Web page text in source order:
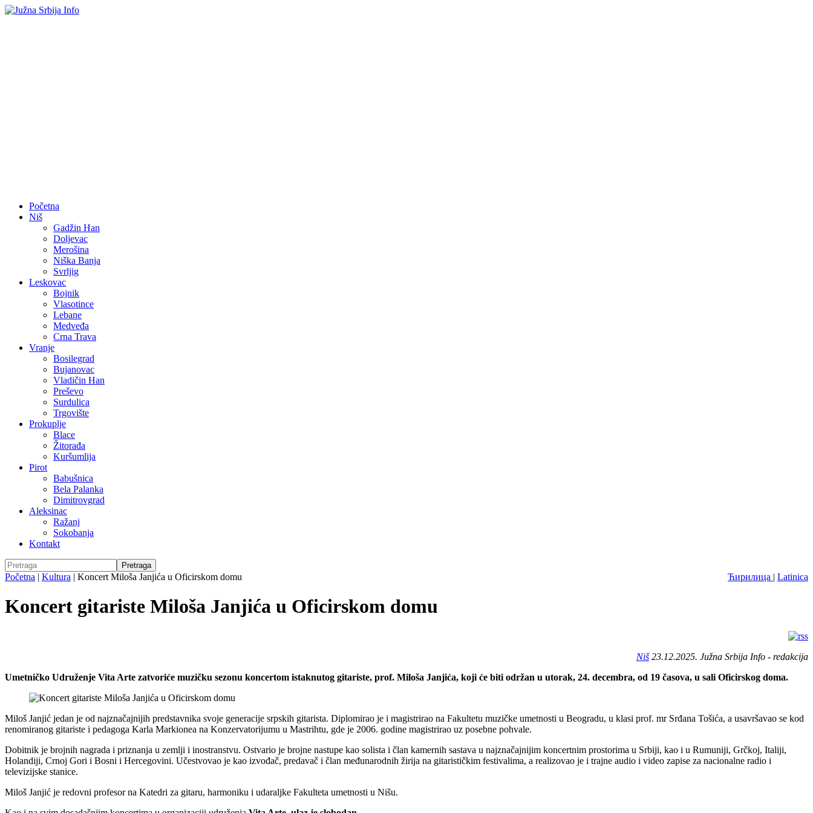
Početna
Niš
Gadžin Han
Doljevac
Merošina
Niška Banja
Svrljig
Leskovac
Bojnik
Vlasotince
Lebane
Medveđa
Crna Trava
Vranje
Bosilegrad
Bujanovac
Vladičin Han
Preševo
Surdulica
Trgovište
Prokuplje
Blace
Žitorađa
Kuršumlija
Pirot
Babušnica
Bela Palanka
Dimitrovgrad
Aleksinac
Ražanj
Sokobanja
Kontakt
Ћирилица | Latinica
Početna | Kultura | Koncert Miloša Janjića u Oficirskom domu
Koncert gitariste Miloša Janjića u Oficirskom domu
Niš23.12.2025. Južna Srbija Info - redakcija
Umetničko Udruženje Vita Arte zatvoriće muzičku sezonu koncertom istaknutog gitariste, prof. Miloša Janjića, koji će biti održan u utorak, 24. decembra, od 19 časova, u sali Oficirskog doma.
Miloš Janjić jedan je od najznačajnijih predstavnika svoje generacije srpskih gitarista. Diplomirao je i magistrirao na Fakultetu muzičke umetnosti u Beogradu, u klasi prof. mr Srđana Tošića, a usavršavao se kod
renomiranog gitariste i pedagoga Karla Markionea na Konzervatorijumu u Mastrihtu, gde je 2006. godine magistrirao uz posebne pohvale.
Dobitnik je brojnih nagrada i priznanja u zemlji i inostranstvu. Ostvario je brojne nastupe kao solista i član kamernih sastava u najznačajnijim koncertnim prostorima u Srbiji, kao i u Rumuniji, Grčkoj, Italiji,
Holandiji, Crnoj Gori i Bosni i Hercegovini. Učestvovao je kao izvođač, predavač i član međunarodnih žirija na gitarističkim festivalima, a realizovao je i trajne audio i video zapise za nacionalne radio i
televizijske stanice.
Miloš Janjić je redovni profesor na Katedri za gitaru, harmoniku i udaraljke Fakulteta umetnosti u Nišu.